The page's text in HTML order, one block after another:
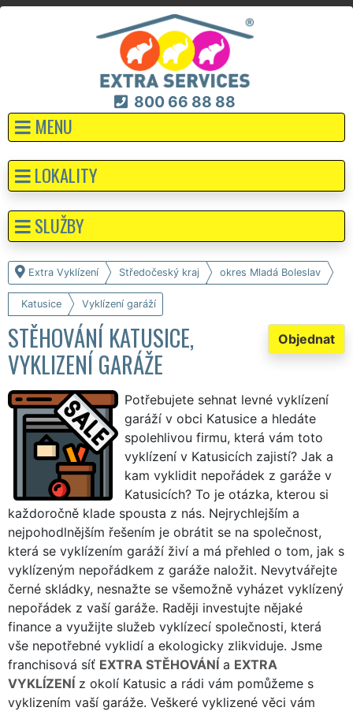
800 66 88 88
MENU
Extra Vyklízení Středočeský kraj okres Mladá Boleslav
Katusice Vyklízení garáží
Objednat
STĚHOVÁNÍ KATUSICE,
VYKLIZENÍ GARÁŽE
Potřebujete sehnat levné vyklízení
garáží v obci Katusice a hledáte
spolehlivou firmu, která vám toto
vyklízení v Katusicích zajistí? Jak a
kam vyklidit nepořádek z garáže v
Katusicích? To je otázka, kterou si
každoročně klade spousta z nás. Nejrychlejším a
nejpohodlnějším řešením je obrátit se na společnost,
která se vyklízením garáží živí a má přehled o tom, jak s
vyklízeným nepořádkem z garáže naložit. Nevytvářejte
černé skládky, nesnažte se všemožně vyházet vyklízený
nepořádek z vaší garáže. Raději investujte nějaké
finance a využijte služeb vyklízecí společnosti, která
vše nepotřebné vyklidí a ekologicky zlikviduje. Jsme
franchisová síť EXTRA STĚHOVÁNÍ a EXTRA
VYKLÍZENÍ z okolí Katusic a rádi vám pomůžeme s
vyklizením vaší garáže. Veškeré vyklizené věci vám
LOKALITY
SLUŽBY